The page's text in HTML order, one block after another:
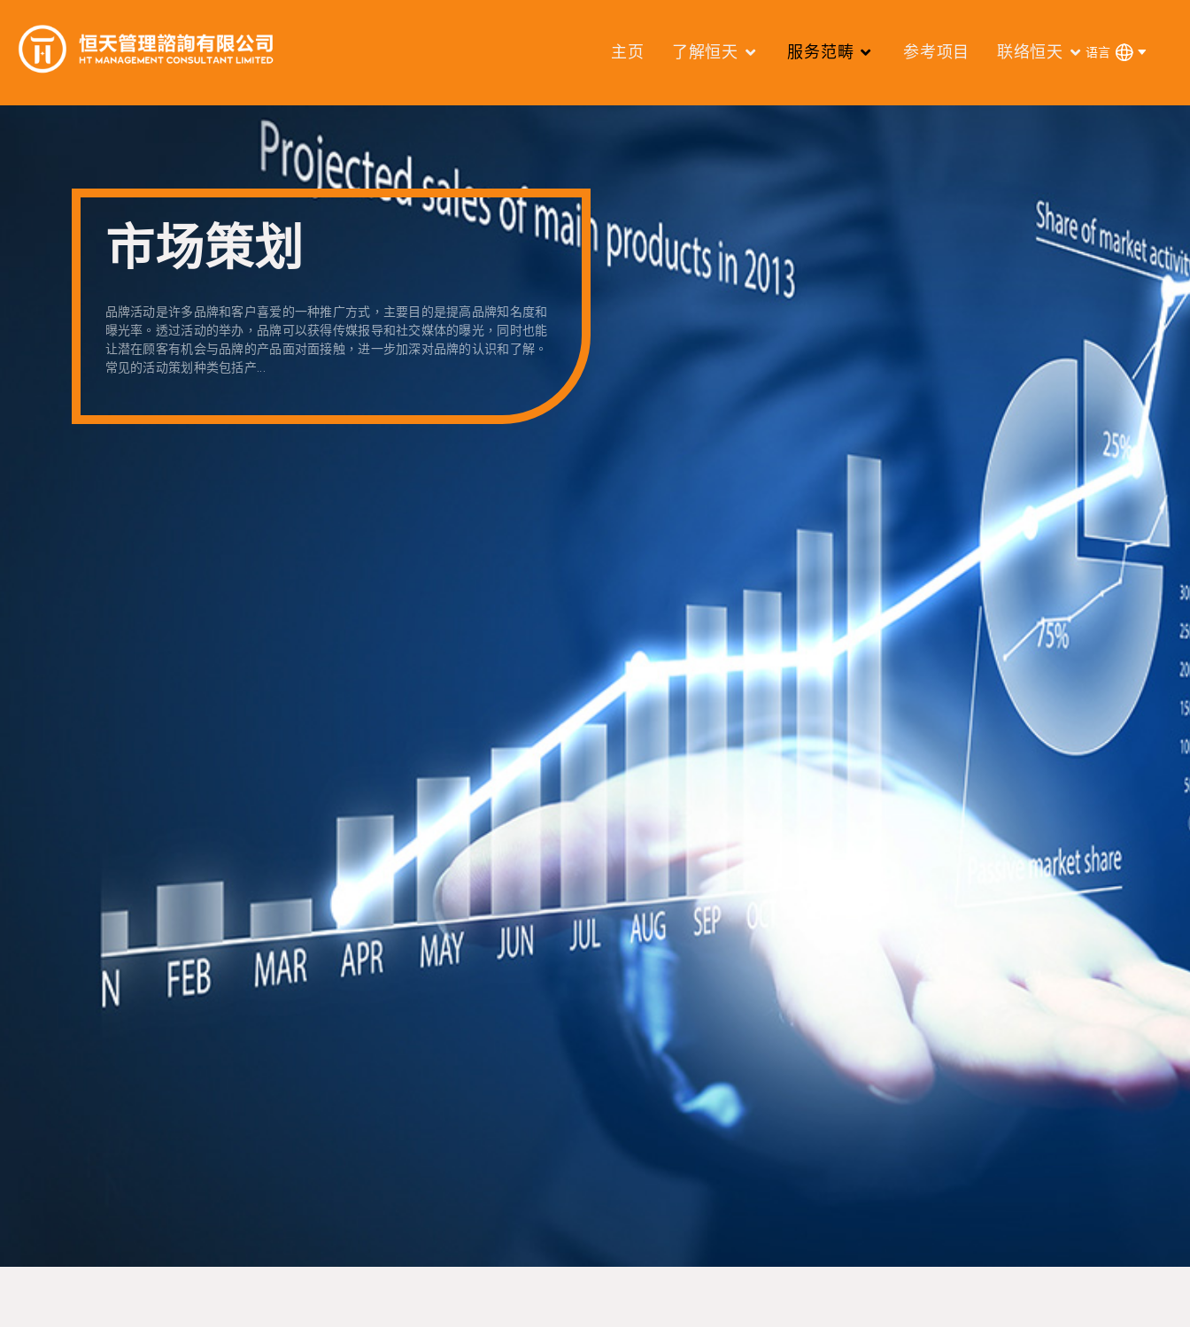
主页 了解恒天 服务范畴 参考项目 联络恒天 语言
市场策划
品牌活动是许多品牌和客户喜爱的一种推广方式，主要目的是提高品牌知名度和
曝光率。透过活动的举办，品牌可以获得传媒报导和社交媒体的曝光，同时也能
让潜在顾客有机会与品牌的产品面对面接触，进一步加深对品牌的认识和了解。
常见的活动策划种类包括产...